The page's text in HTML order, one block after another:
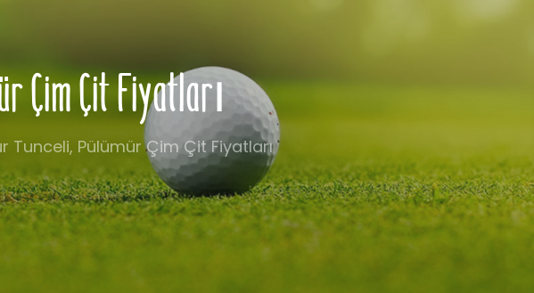
Çim Çit Fiyatları
Tunceli, Pülümür Çim Çit Fiyatları